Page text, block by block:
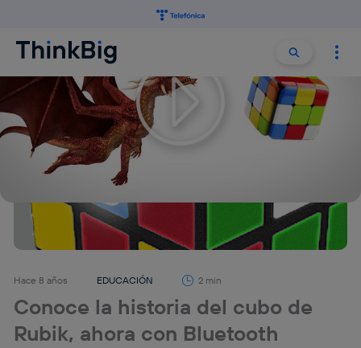
Buscar
Hace 8 años EDUCACIÓN 2 min
Conoce la historia del cubo de
Rubik, ahora con Bluetooth